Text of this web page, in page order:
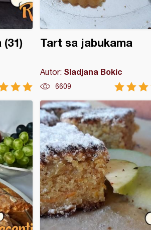
Tart sa jabukama
Autor: Sladjana Bokic
6609